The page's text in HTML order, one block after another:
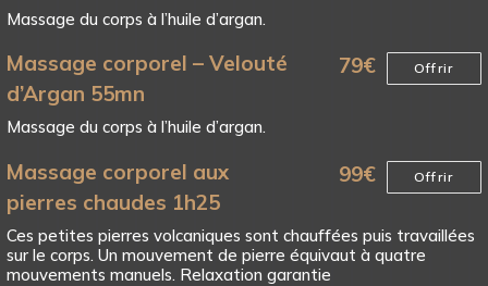
Massage du corps à l’huile d’argan.
Massage corporel – Velouté
d’Argan 55mn
79€ Offrir
Massage du corps à l’huile d’argan.
Massage corporel aux
pierres chaudes 1h25
99€ Offrir
Ces petites pierres volcaniques sont chauffées puis travaillées
sur le corps. Un mouvement de pierre équivaut à quatre
mouvements manuels. Relaxation garantie